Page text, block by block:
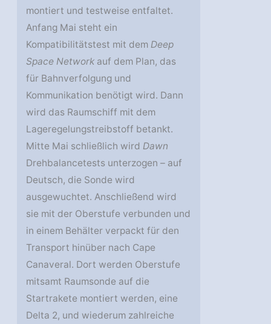
montiert und testweise entfaltet.
Anfang Mai steht ein
Kompatibilitätstest mit demDeep
Space Network auf dem Plan, das
für Bahnverfolgung und
Kommunikation benötigt wird. Dann
wird das Raumschiff mit dem
Lageregelungstreibstoff betankt.
Mitte Mai schließlich wirdDawn
Drehbalancetests unterzogen – auf
Deutsch, die Sonde wird
ausgewuchtet. Anschließend wird
sie mit der Oberstufe verbunden und
in einem Behälter verpackt für den
Transport hinüber nach Cape
Canaveral. Dort werden Oberstufe
mitsamt Raumsonde auf die
Startrakete montiert werden, eine
Delta 2, und wiederum zahlreiche